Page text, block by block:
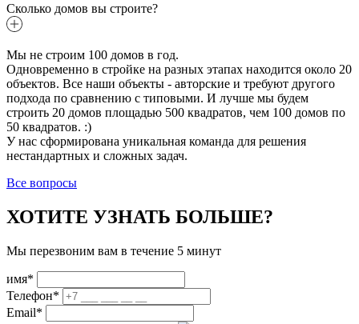
Сколько домов вы строите?
Мы не строим 100 домов в год.
Одновременно в стройке на разных этапах находится около 20
объектов. Все наши объекты - авторские и требуют другого
подхода по сравнению с типовыми. И лучше мы будем
строить 20 домов площадью 500 квадратов, чем 100 домов по
50 квадратов. :)
У нас сформирована уникальная команда для решения
нестандартных и сложных задач.
Все вопросы
ХОТИТЕ УЗНАТЬ БОЛЬШЕ?
Мы перезвоним вам в течение 5 минут
имя*
Телефон*
Email*